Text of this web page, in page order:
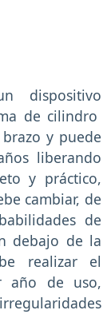
dispositivo
de cilindro
y puede
liberando
y práctico,
cambiar, de
de
debajo de la
realizar el
año de uso,